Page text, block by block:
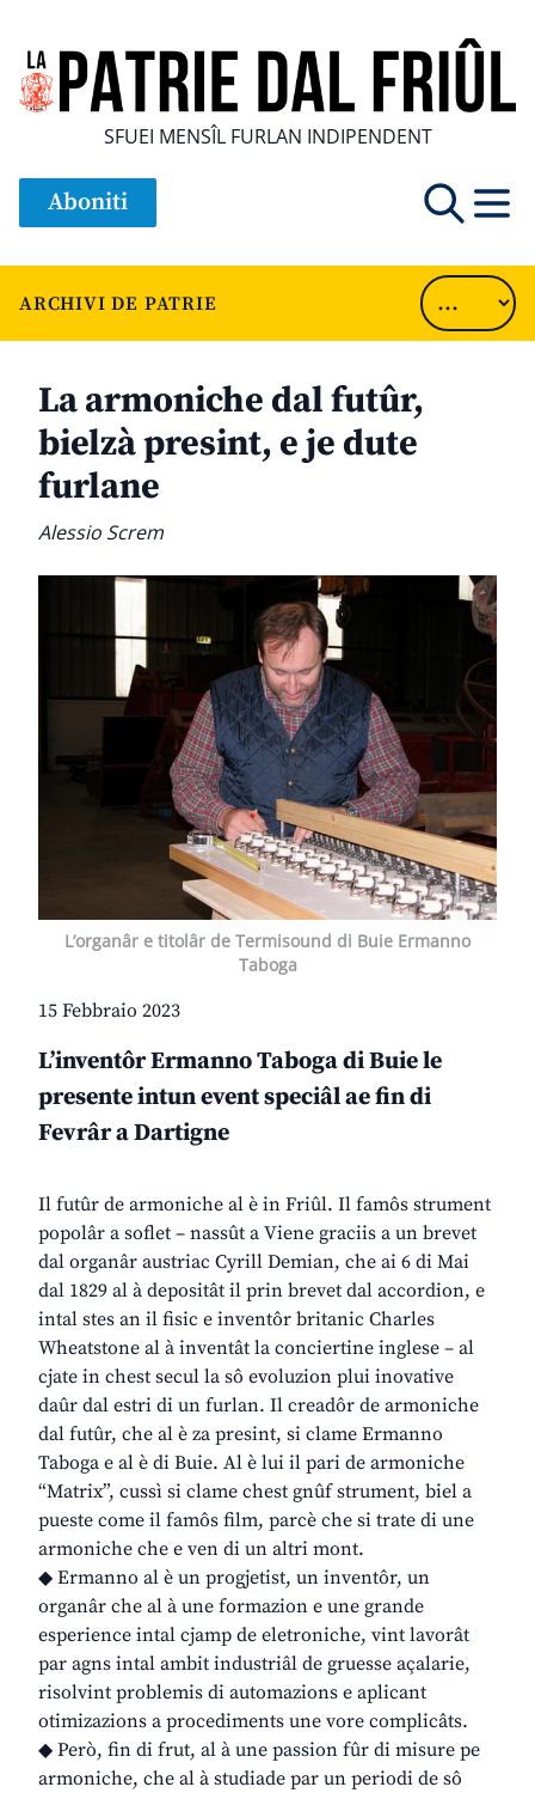
SFUEI MENSÎL FURLAN INDIPENDENT
Aboniti
ARCHIVI DE PATRIE
La armoniche dal futûr,
bielzà presint, e je dute
furlane
Alessio Screm
L’organâr e titolâr de Termisound di Buie Ermanno
Taboga
15 Febbraio 2023
L’inventôr Ermanno Taboga di Buie le
presente intun event speciâl ae fin di
Fevrâr a Dartigne
Il futûr de armoniche al è in Friûl. Il famôs strument
popolâr a soflet – nassût a Viene graciis a un brevet
dal organâr austriac Cyrill Demian, che ai 6 di Mai
dal 1829 al à depositât il prin brevet dal accordion, e
intal stes an il fisic e inventôr britanic Charles
Wheatstone al à inventât la conciertine inglese – al
cjate in chest secul la sô evoluzion plui inovative
daûr dal estri di un furlan. Il creadôr de armoniche
dal futûr, che al è za presint, si clame Ermanno
Taboga e al è di Buie. Al è lui il pari de armoniche
“Matrix”, cussì si clame chest gnûf strument, biel a
pueste come il famôs film, parcè che si trate di une
armoniche che e ven di un altri mont.
◆ Ermanno al è un progjetist, un inventôr, un
organâr che al à une formazion e une grande
esperience intal cjamp de eletroniche, vint lavorât
par agns intal ambit industriâl de gruesse açalarie,
risolvint problemis di automazions e aplicant
otimizazions a procediments une vore complicâts.
◆ Però, fin di frut, al à une passion fûr di misure pe
armoniche, che al à studiade par un periodi de sô